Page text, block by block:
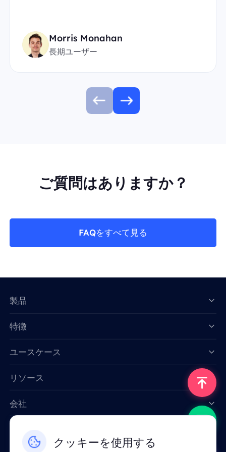
Morris Monahan
長期ユーザー
ご質問はありますか？
FAQをすべて見る
クッキーを使用する
製品
特徴
ユースケース
リソース
会社
Email: support@smartproxy.org